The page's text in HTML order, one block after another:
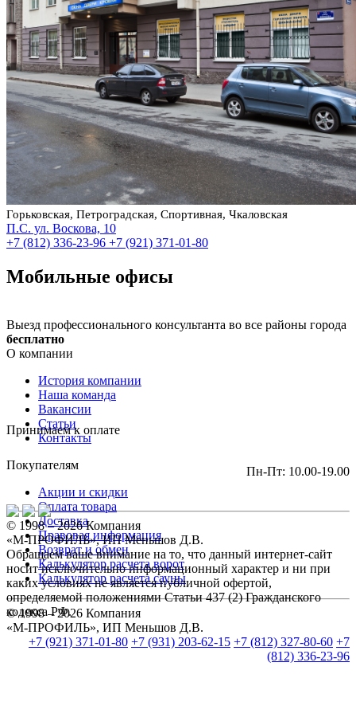
Горьковская, Петроградская, Спортивная, Чкаловская
П.С. ул. Воскова, 10
+7 (812) 336-23-96 +7 (921) 371-01-80
Мобильные офисы
Выезд профессионального консультанта во все районы города
бесплатно
О компании
История компании
Наша команда
Вакансии
Статьи
Контакты
Покупателям
Акции и скидки
Оплата товара
Доставка
Правовая информация
Возврат и обмен
Калькулятор расчета ворот
Калькулятор расчета сауны
© 1998 – 2026 Компания
«М-ПРОФИЛЬ», ИП Меньшов Д.В.
+7 (921) 371-01-80 +7 (931) 203-62-15 +7 (812) 327-80-60 +7
(812) 336-23-96
Принимаем к оплате
Пн-Пт: 10.00-19.00
© 1998 – 2026 Компания
«М-ПРОФИЛЬ», ИП Меньшов Д.В.
Обращаем ваше внимание на то, что данный интернет-сайт
носит исключительно информационный характер и ни при
каких условиях не является публичной офертой,
определяемой положениями Статьи 437 (2) Гражданского
кодекса РФ.